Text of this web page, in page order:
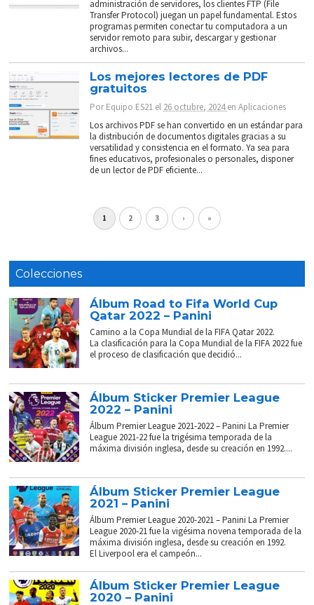
administración de servidores, los clientes FTP (File
Transfer Protocol) juegan un papel fundamental. Estos
programas permiten conectar tu computadora a un
servidor remoto para subir, descargar y gestionar
archivos...
Los mejores lectores de PDF
gratuitos
PorEquipo ES21 el 26 octubre, 2024enAplicaciones
Los archivos PDF se han convertido en un estándar para
la distribución de documentos digitales gracias a su
versatilidad y consistencia en el formato. Ya sea para
fines educativos, profesionales o personales, disponer
de un lector de PDF eficiente...
1 2 3 › »
Colecciones
Álbum Road to Fifa World Cup
Qatar 2022 – Panini
Camino a la Copa Mundial de la FIFA Qatar 2022.
La clasificación para la Copa Mundial de la FIFA 2022 fue
el proceso de clasificación que decidió...
Álbum Sticker Premier League
2022 – Panini
Álbum Premier League 2021-2022 – Panini La Premier
League 2021-22 fue la trigésima temporada de la
máxima división inglesa, desde su creación en 1992....
Álbum Sticker Premier League
2021 – Panini
Álbum Premier League 2020-2021 – Panini La Premier
League 2020-21 fue la vigésima novena temporada de la
máxima división inglesa, desde su creación en 1992.
El Liverpool era el campeón...
Álbum Sticker Premier League
2020 – Panini